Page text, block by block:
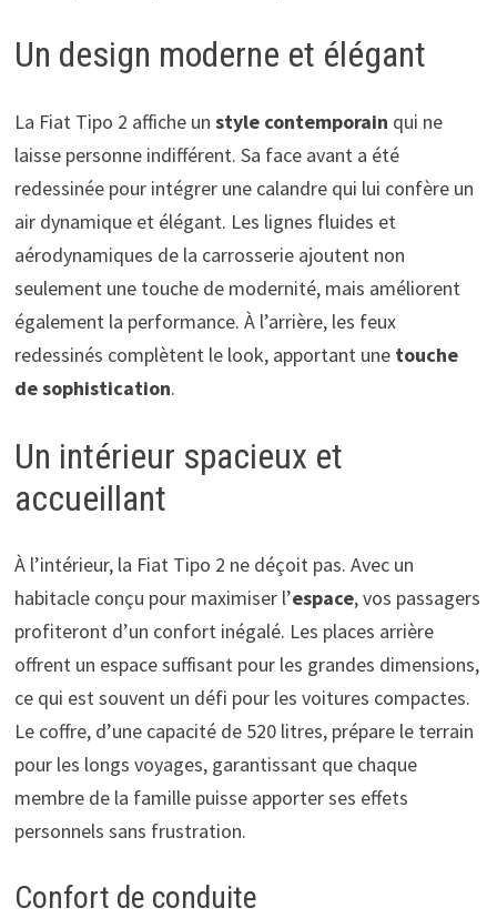
Un design moderne et élégant
La Fiat Tipo 2 affiche un style contemporain qui ne
laisse personne indifférent. Sa face avant a été
redessinée pour intégrer une calandre qui lui confère un
air dynamique et élégant. Les lignes fluides et
aérodynamiques de la carrosserie ajoutent non
seulement une touche de modernité, mais améliorent
également la performance. À l’arrière, les feux
redessinés complètent le look, apportant une touche
de sophistication.
Un intérieur spacieux et
accueillant
À l’intérieur, la Fiat Tipo 2 ne déçoit pas. Avec un
habitacle conçu pour maximiser l’espace, vos passagers
profiteront d’un confort inégalé. Les places arrière
offrent un espace suffisant pour les grandes dimensions,
ce qui est souvent un défi pour les voitures compactes.
Le coffre, d’une capacité de 520 litres, prépare le terrain
pour les longs voyages, garantissant que chaque
membre de la famille puisse apporter ses effets
personnels sans frustration.
Confort de conduite